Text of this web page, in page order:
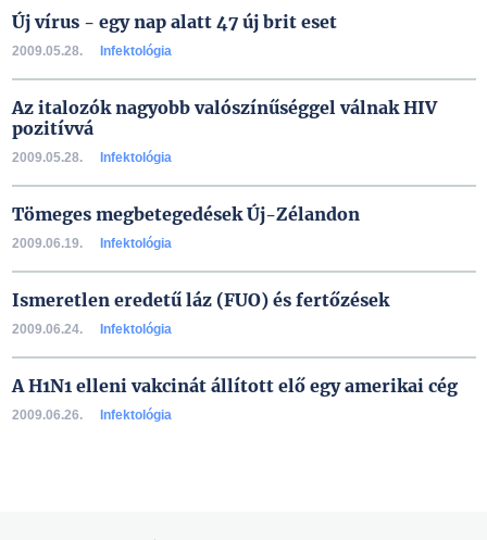
Új vírus - egy nap alatt 47 új brit eset
2009.05.28. Infektológia
Az italozók nagyobb valószínűséggel válnak HIV
pozitívvá
2009.05.28. Infektológia
Tömeges megbetegedések Új-Zélandon
2009.06.19. Infektológia
Ismeretlen eredetű láz (FUO) és fertőzések
2009.06.24. Infektológia
A H1N1 elleni vakcinát állított elő egy amerikai cég
2009.06.26. Infektológia